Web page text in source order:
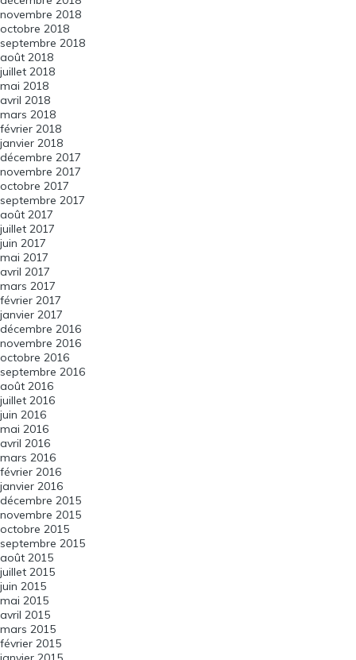
novembre 2018
octobre 2018
septembre 2018
août 2018
juillet 2018
mai 2018
avril 2018
mars 2018
février 2018
janvier 2018
décembre 2017
novembre 2017
octobre 2017
septembre 2017
août 2017
juillet 2017
juin 2017
mai 2017
avril 2017
mars 2017
février 2017
janvier 2017
décembre 2016
novembre 2016
octobre 2016
septembre 2016
août 2016
juillet 2016
juin 2016
mai 2016
avril 2016
mars 2016
février 2016
janvier 2016
décembre 2015
novembre 2015
octobre 2015
septembre 2015
août 2015
juillet 2015
juin 2015
mai 2015
avril 2015
mars 2015
février 2015